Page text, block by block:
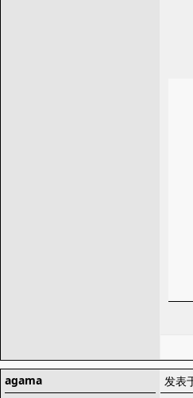
agama
发表